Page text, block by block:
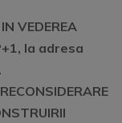
IN VEDEREA
, la adresa
RECONSIDERARE